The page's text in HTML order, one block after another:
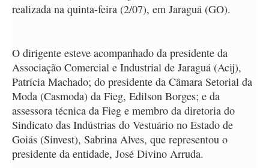
realizada na quinta-feira (2/07), em Jaraguá (GO).
O dirigente esteve acompanhado da presidente da
Associação Comercial e Industrial de Jaraguá (Acij),
Patrícia Machado; do presidente da Câmara Setorial da
Moda (Casmoda) da Fieg, Edilson Borges; e da
assessora técnica da Fieg e membro da diretoria do
Sindicato das Indústrias do Vestuário no Estado de
Goiás (Sinvest), Sabrina Alves, que representou o
presidente da entidade, José Divino Arruda.